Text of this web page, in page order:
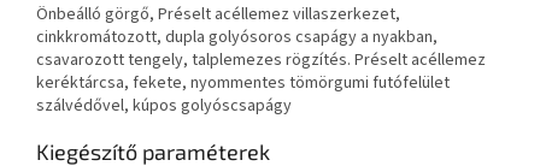
Önbeálló görgő, Préselt acéllemez villaszerkezet,
cinkkromátozott, dupla golyósoros csapágy a nyakban,
csavarozott tengely, talplemezes rögzítés. Préselt acéllemez
keréktárcsa, fekete, nyommentes tömörgumi futófelület
szálvédővel, kúpos golyóscsapágy
Kiegészítő paraméterek